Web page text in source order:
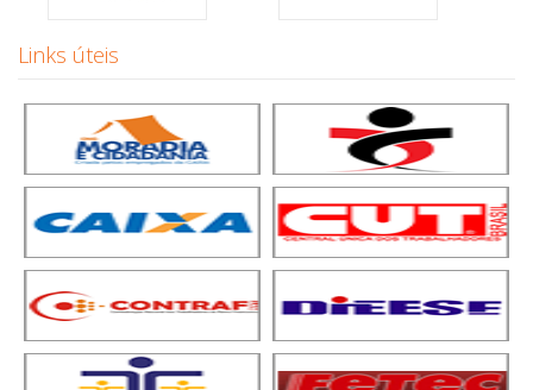
Links úteis